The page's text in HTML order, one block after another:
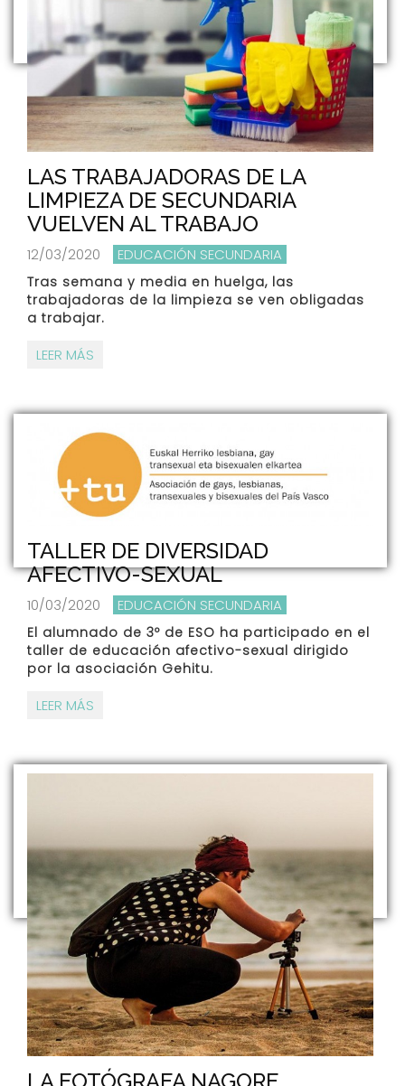
LAS TRABAJADORAS DE LA
LIMPIEZA DE SECUNDARIA
VUELVEN AL TRABAJO
12/03/2020 EDUCACIÓN SECUNDARIA
Tras semana y media en huelga, las
trabajadoras de la limpieza se ven obligadas
a trabajar.
LEER MÁS
TALLER DE DIVERSIDAD
AFECTIVO-SEXUAL
10/03/2020 EDUCACIÓN SECUNDARIA
El alumnado de 3º de ESO ha participado en el
taller de educación afectivo-sexual dirigido
por la asociación Gehitu.
LEER MÁS